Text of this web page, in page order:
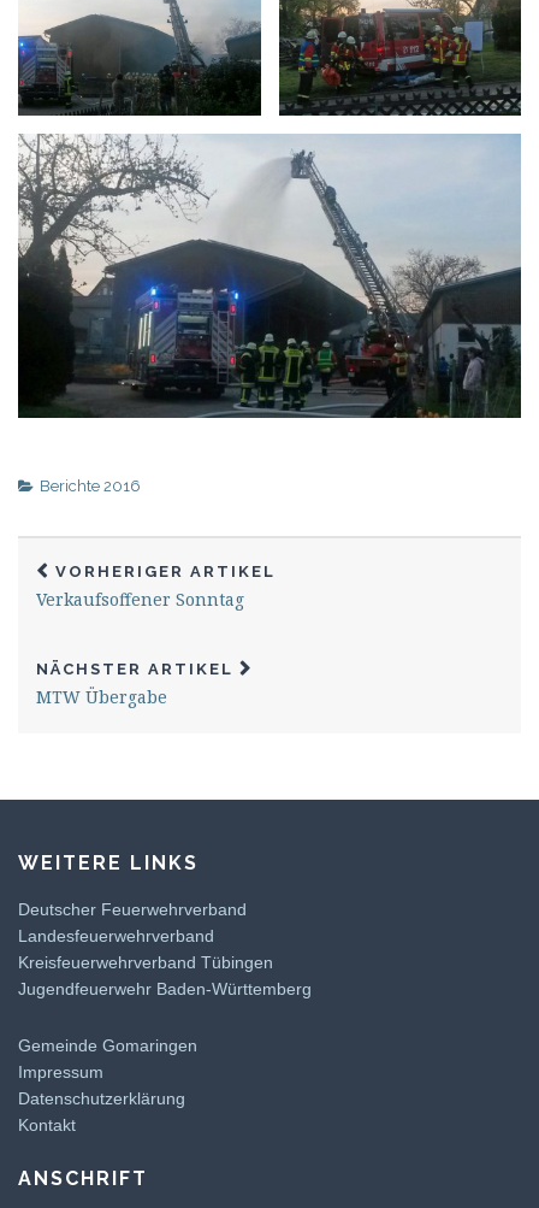
Berichte 2016
VORHERIGER ARTIKEL
Verkaufsoffener Sonntag
NÄCHSTER ARTIKEL
MTW Übergabe
WEITERE LINKS
Deutscher Feuerwehrverband
Landesfeuerwehrverband
Kreisfeuerwehrverband Tübingen
Jugendfeuerwehr Baden-Württemberg
Gemeinde Gomaringen
Impressum
Datenschutzerklärung
Kontakt
ANSCHRIFT